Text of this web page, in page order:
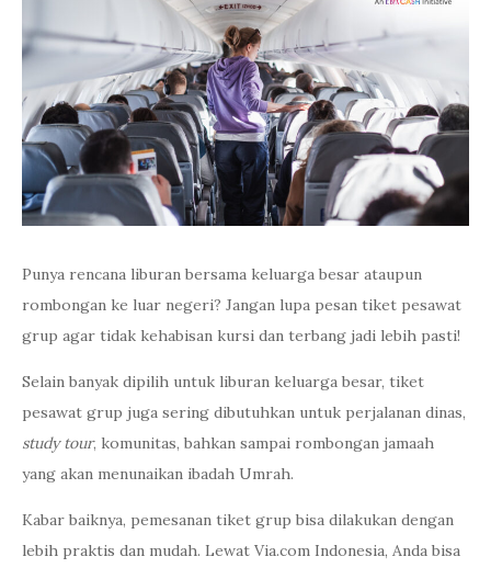
Punya rencana liburan bersama keluarga besar ataupun
rombongan ke luar negeri? Jangan lupa pesan tiket pesawat
grup agar tidak kehabisan kursi dan terbang jadi lebih pasti!
Selain banyak dipilih untuk liburan keluarga besar, tiket
pesawat grup juga sering dibutuhkan untuk perjalanan dinas,
study tour, komunitas, bahkan sampai rombongan jamaah
yang akan menunaikan ibadah Umrah.
Kabar baiknya, pemesanan tiket grup bisa dilakukan dengan
lebih praktis dan mudah. Lewat Via.com Indonesia, Anda bisa